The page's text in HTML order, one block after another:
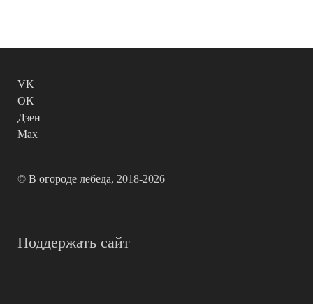
VK
OK
Дзен
Max
© В огороде лебеда, 2018-2026
Поддержать сайт